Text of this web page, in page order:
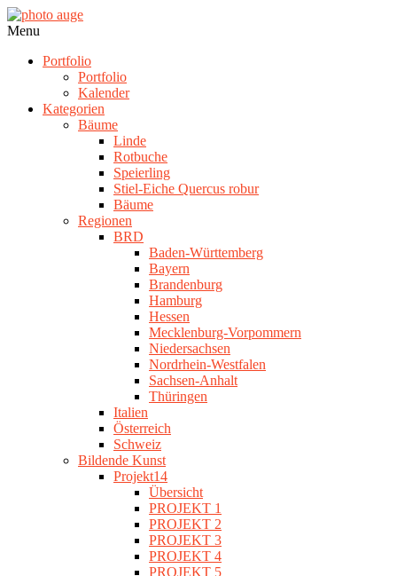
Skip
to
photo
Navigation
Menu
Portfolio
Portfolio
Kalender
Kategorien
Bäume
Linde
Rotbuche
Speierling
Stiel-Eiche Quercus robur
Bäume
Regionen
BRD
Baden-Württemberg
Bayern
Brandenburg
Hamburg
Hessen
Mecklenburg-Vorpommern
Niedersachsen
Nordrhein-Westfalen
Sachsen-Anhalt
Thüringen
Italien
Österreich
Schweiz
Bildende Kunst
Projekt14
Übersicht
PROJEKT 1
PROJEKT 2
PROJEKT 3
PROJEKT 4
PROJEKT 5